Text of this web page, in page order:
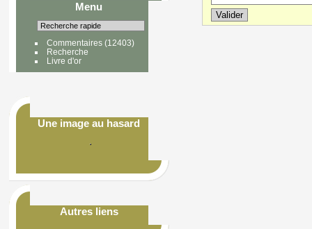
Menu
Commentaires(12403)
Recherche
Livre d'or
Une image au hasard
Autres liens